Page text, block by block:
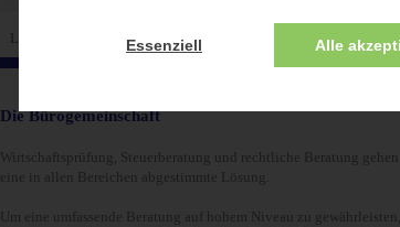
Essenziell Alle
LEISTUNGEN KOOPERATIONEN KONTAKT
Die Bürogemeinschaft
Wirtschaftsprüfung, Steuerberatung und rechtliche Beratung
eine in allen Bereichen abgestimmte Lösung.
Um eine umfassende Beratung auf hohem Niveau zu